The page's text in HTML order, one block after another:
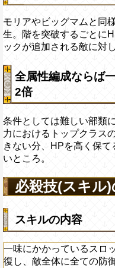
モリアやビッグマムと同
生。階を突破するごとに
ックが追加される敵に対
全属性編成ならば
2倍
条件としては難しい部類
力におけるトップクラス
きない分、HPを高く保
いところ。
必殺技(スキル
スキルの内容
一味にかかっているスロ
復し、敵全体に全ての防